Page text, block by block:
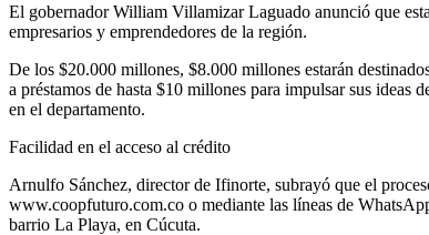
El gobernador William Villamizar Laguado anunció que
empresarios y emprendedores de la región.
De los $20.000 millones, $8.000 millones estarán
a préstamos de hasta $10 millones para impulsar sus
en el departamento.
Facilidad en el acceso al crédito
Arnulfo Sánchez, director de Ifinorte, subrayó que el
www.coopfuturo.com.co o mediante las líneas de
barrio La Playa, en Cúcuta.